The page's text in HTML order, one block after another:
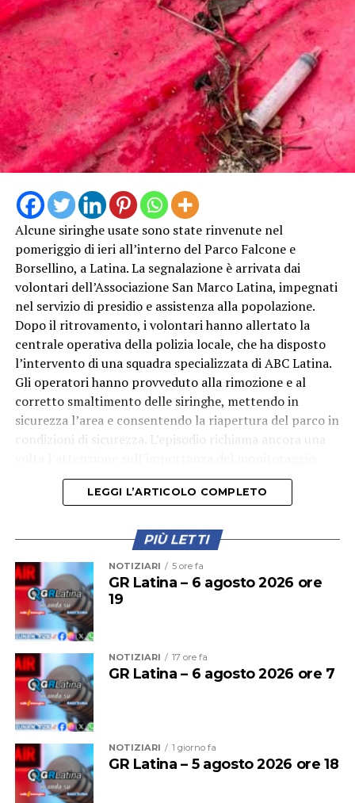
ELICOTTERO
AIB VIGILI
DEL FUOCO
INCENDIO
CASILINA
SUD
PROTEZIONE
CIVILE
PASSO
GENOVESE
INCENDIO
CASILINA
SUD
Alcune siringhe usate sono state rinvenute nel
pomeriggio di ieri all’interno del Parco Falcone e
Borsellino, a Latina. La segnalazione è arrivata dai
volontari dell’Associazione San Marco Latina, impegnati
nel servizio di presidio e assistenza alla popolazione.
Dopo il ritrovamento, i volontari hanno allertato la
centrale operativa della polizia locale, che ha disposto
l’intervento di una squadra specializzata di ABC Latina.
Gli operatori hanno provveduto alla rimozione e al
corretto smaltimento delle siringhe, mettendo in
sicurezza l’area e consentendo la riapertura del parco in
condizioni di sicurezza. L’episodio richiama ancora una
degli spazi pubblici, in particolare delle aree verdi
frequentate quotidianamente da famiglie e bambini.
LEGGI L’ARTICOLO COMPLETO
PIÙ LETTI
NOTIZIARI 5 ore fa
GR Latina – 6 agosto 2026 ore
19
NOTIZIARI 17 ore fa
GR Latina – 6 agosto 2026 ore 7
NOTIZIARI 1 giorno fa
GR Latina – 5 agosto 2026 ore 18